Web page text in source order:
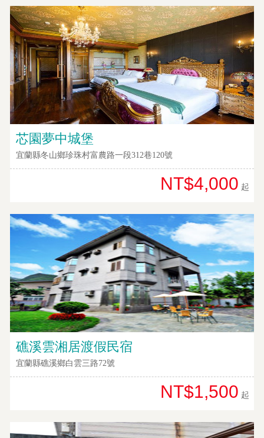
芯園夢中城堡
宜蘭縣冬山鄉珍珠村富農路一段312巷120號
NT$4,000 起
礁溪雲湘居渡假民宿
宜蘭縣礁溪鄉白雲三路72號
NT$1,500 起